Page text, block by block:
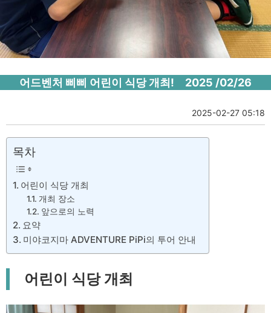
어드벤처 삐삐 어린이 식당 개최! 2025 /02/26
2025-02-27 05:18
목차
어린이 식당 개최
개최 장소
앞으로의 노력
요약
미야코지마 ADVENTURE PiPi의 투어 안내
어린이 식당 개최